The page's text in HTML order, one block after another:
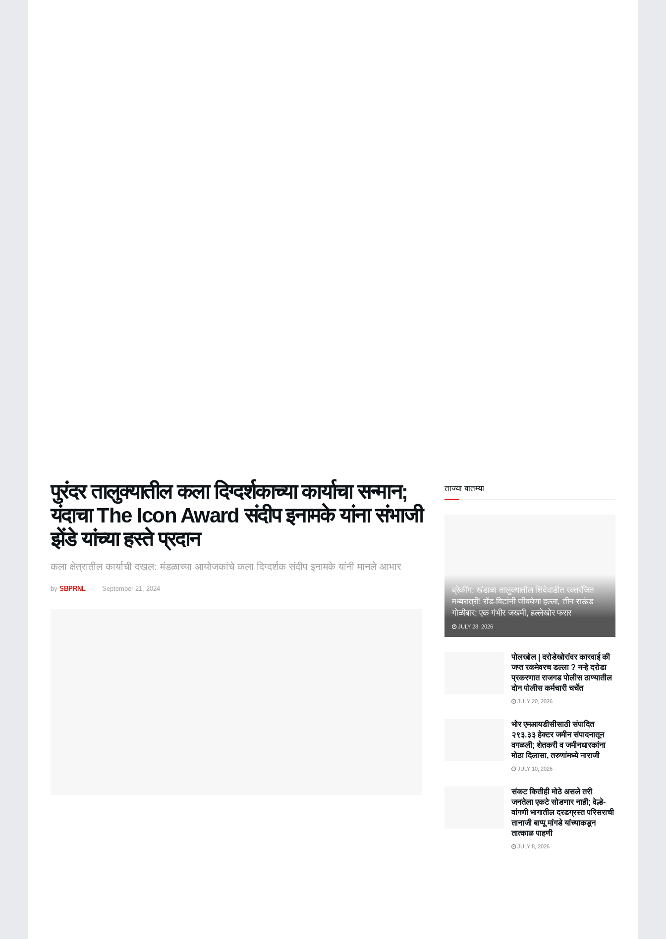
पुरंदर तालुक्यातील कला दिग्दर्शकाच्या कार्याचा सन्मान;
यंदाचा The Icon Award संदीप इनामके यांना संभाजी
झेंडे यांच्या हस्ते प्रदान
कला क्षेत्रातील कार्याची दखल: मंडळाच्या आयोजकांचे कला दिग्दर्शक संदीप इनामके यांनी मानले आभार
by SBPRNL September 21, 2024
ताज्या बातम्या
ब्रेकींग: खंडाळा तालुक्यातील शिंदेवाडीत रक्तरंजित
मध्यरात्री! रॉड-विटांनी जीवघेणा हल्ला, तीन राऊंड
गोळीबार; एक गंभीर जखमी, हल्लेखोर फरार
JULY 28, 2026
पोलखोल | दरोडेखोरांवर कारवाई की
जप्त रकमेवरच डल्ला ? नऱ्हे दरोडा
प्रकरणात राजगड पोलीस ठाण्यातील
दोन पोलीस कर्मचारी चर्चेत
JULY 20, 2026
भोर एमआयडीसीसाठी संपादित
२९३.३३ हेक्टर जमीन संपादनातून
वगळली; शेतकरी व जमीनधारकांना
मोठा दिलासा, तरुणांमध्ये नाराजी
JULY 10, 2026
संकट कितीही मोठे असले तरी
जनतेला एकटे सोडणार नाही; वेल्हे-
वांगणी भागातील दरडग्रस्त परिसराची
तानाजी बाप्पू मांगडे यांच्याकडून
तात्काळ पाहणी
JULY 8, 2026